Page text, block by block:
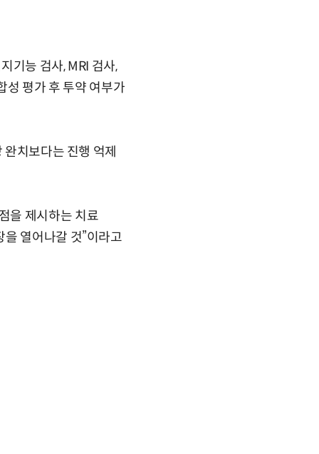
기능 검사, MRI 검사,
성 평가 후 투약 여부가
치보다는 진행 억제
을 제시하는 치료
열어나갈 것”이라고